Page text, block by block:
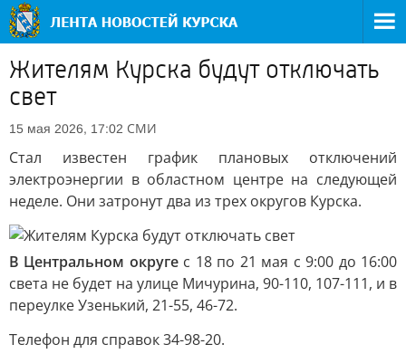
Жителям Курска будут отключать
свет
15 мая 2026, 17:02 СМИ
Стал известен график плановых отключений
электроэнергии в областном центре на следующей
неделе. Они затронут два из трех округов Курска.
В Центральном округес 18 по 21 мая с 9:00 до 16:00
света не будет на улице Мичурина, 90-110, 107-111, и в
переулке Узенький, 21-55, 46-72.
Телефон для справок 34-98-20.